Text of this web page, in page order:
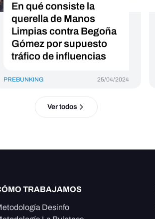
En qué consiste la
querella de Manos
Limpias contra Begoña
Gómez por supuesto
tráfico de influencias
PREBUNKING 25/04/2024
Ver todos
TRABAJAMOS
Desinfo